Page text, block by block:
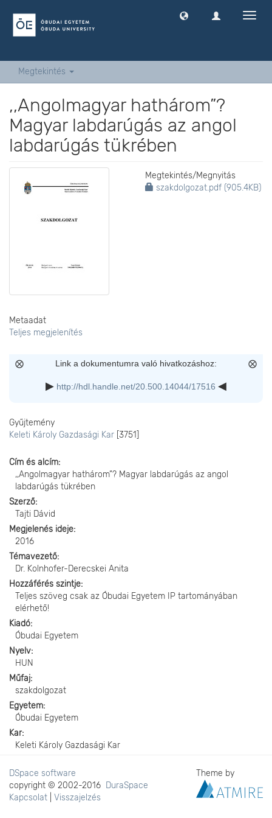
Megtekintés
,,Angolmagyar hathárom”?
Magyar labdarúgás az angol
labdarúgás tükrében
Megtekintés/Megnyitás
szakdolgozat.pdf (905.4KB)
Metaadat
Teljes megjelenítés
Link a dokumentumra való hivatkozáshoz:
http://hdl.handle.net/20.500.14044/17516
Gyűjtemény
Keleti Károly Gazdasági Kar [3751]
Cím és alcím
,,Angolmagyar hathárom”? Magyar labdarúgás az angol
labdarúgás tükrében
Szerző
Tajti Dávid
Megjelenés ideje
2016
Témavezető
Dr. Kolnhofer-Derecskei Anita
Hozzáférés szintje
Teljes szöveg csak az Óbudai Egyetem IP tartományában
elérhető!
Kiadó
Óbudai Egyetem
Nyelv
HUN
Műfaj
szakdolgozat
Egyetem
Óbudai Egyetem
Kar
Keleti Károly Gazdasági Kar
DSpace software
copyright © 2002-2016 DuraSpace
Kapcsolat
Visszajelzés
Theme by